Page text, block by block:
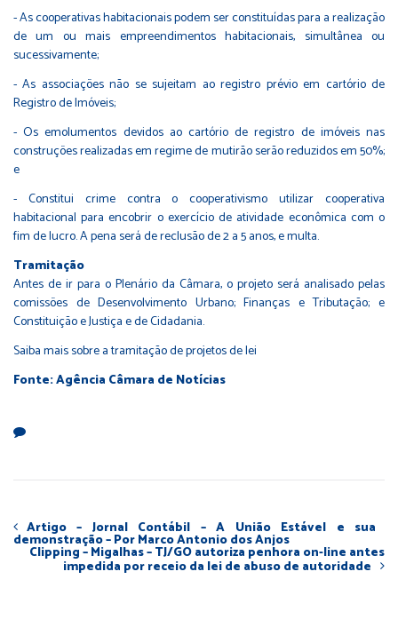
- As cooperativas habitacionais podem ser constituídas para a realização
de um ou mais empreendimentos habitacionais, simultânea ou
sucessivamente;
- As associações não se sujeitam ao registro prévio em cartório de
Registro de Imóveis;
- Os emolumentos devidos ao cartório de registro de imóveis nas
construções realizadas em regime de mutirão serão reduzidos em 50%;
e
- Constitui crime contra o cooperativismo utilizar cooperativa
habitacional para encobrir o exercício de atividade econômica com o
fim de lucro. A pena será de reclusão de 2 a 5 anos, e multa.
Tramitação
Antes de ir para o Plenário da Câmara, o projeto será analisado pelas
comissões de Desenvolvimento Urbano; Finanças e Tributação; e
Constituição e Justiça e de Cidadania.
Saiba mais sobre a tramitação de projetos de lei
Fonte: Agência Câmara de Notícias
Artigo – Jornal Contábil – A União Estável e sua
demonstração – Por Marco Antonio dos Anjos
Clipping – Migalhas – TJ/GO autoriza penhora on-line antes
impedida por receio da lei de abuso de autoridade